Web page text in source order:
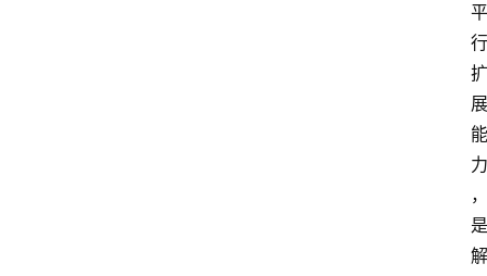
平
行
扩
展
能
力
，
是
解